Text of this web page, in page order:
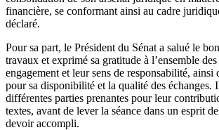
financière, se conformant ainsi au cadre
déclaré.
Pour sa part, le Président du Sénat a salué le
travaux et exprimé sa gratitude à l’ensemble
engagement et leur sens de responsabilité, ainsi
pour sa disponibilité et la qualité des échanges.
différentes parties prenantes pour leur
textes, avant de lever la séance dans un esprit
devoir accompli.